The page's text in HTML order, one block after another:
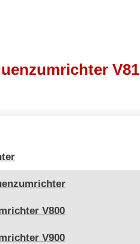
V800
V900